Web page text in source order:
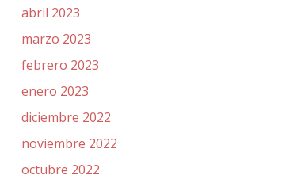
abril 2023
marzo 2023
febrero 2023
enero 2023
diciembre 2022
noviembre 2022
octubre 2022